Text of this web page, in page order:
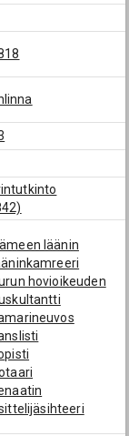
läänin
hovioikeuden